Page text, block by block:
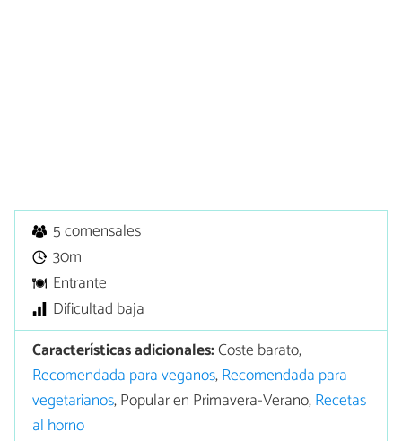
5 comensales
30m
Entrante
Dificultad baja
Características adicionales:Coste barato,
Recomendada para veganos,Recomendada para
vegetarianos, Popular en Primavera-Verano,Recetas
al horno